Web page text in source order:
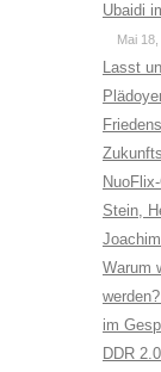
Ubaidi
Mai
Lasst
Stein,
Warum
im
DDR